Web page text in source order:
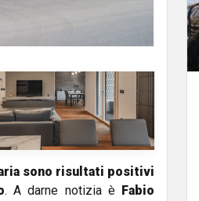
sono risultati positivi
. A darne notizia è Fabio